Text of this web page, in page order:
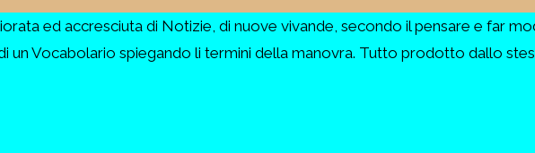
ed accresciuta di Notizie, di nuove vivande, secondo il pensare e far
un Vocabolario spiegando li termini della manovra. Tutto prodotto dallo